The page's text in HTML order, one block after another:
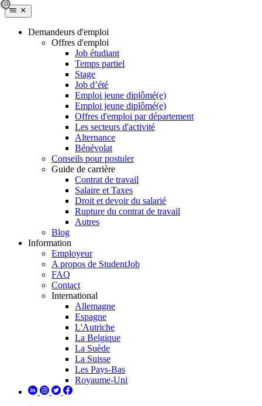
Demandeurs d'emploi
Offres d'emploi
Job étudiant
Temps partiel
Stage
Job d’été
Emploi jeune diplômé(e)
Emploi jeune diplômé(e)
Offres d'emploi par département
Les secteurs d'activité
Alternance
Bénévolat
Conseils pour postuler
Guide de carrière
Contrat de travail
Salaire et Taxes
Droit et devoir du salarié
Rupture du contrat de travail
Autres
Blog
Information
Employeur
A propos de StudentJob
FAQ
Contact
International
Allemagne
Espagne
L'Autriche
La Belgique
La Suède
La Suisse
Les Pays-Bas
Royaume-Uni